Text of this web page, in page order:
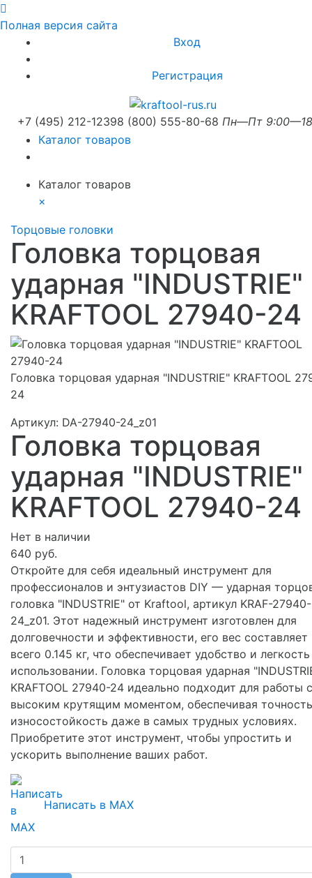
Полная версия сайта
Вход
Регистрация
+7 (495) 212-12398 (800) 555-80-68 Пн—Пт
Каталог товаров
Каталог товаров
×
Торцовые головки
Головка торцовая
ударная "INDUSTRIE"
KRAFTOOL 27940-24
Головка торцовая ударная "INDUSTRIE" KRAFTOOL
24
Артикул: DA-27940-24_z01
Головка торцовая
ударная "INDUSTRIE"
KRAFTOOL 27940-24
Нет в наличии
640 руб.
Откройте для себя идеальный инструмент для
профессионалов и энтузиастов DIY — ударная
головка "INDUSTRIE" от Kraftool, артикул KRAF-27940-
24_z01. Этот надежный инструмент изготовлен для
долговечности и эффективности, его вес составляет
всего 0.145 кг, что обеспечивает удобство и
использовании. Головка торцовая ударная
KRAFTOOL 27940-24 идеально подходит для работы с
высоким крутящим моментом, обеспечивая
износостойкость даже в самых трудных условиях.
Приобретите этот инструмент, чтобы упростить и
ускорить выполнение ваших работ.
Написать в MAX